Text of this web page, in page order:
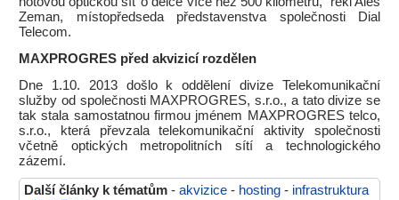
Zeman, místopředseda představenstva společnosti Dial
Telecom.
MAXPROGRES před akvizicí rozdělen
Dne 1.10. 2013 došlo k oddělení divize Telekomunikační
služby od společnosti MAXPROGRES, s.r.o., a tato divize se
tak stala samostatnou firmou jménem MAXPROGRES telco,
s.r.o., která převzala telekomunikační aktivity společnosti
včetně optických metropolitních sítí a technologického
zázemí.
Další články k tématům - akvizice - hosting - infrastruktura